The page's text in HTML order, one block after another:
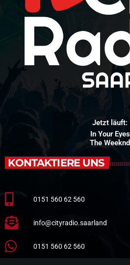
Jetzt läuft:
In Your Eyes
The Weeknd
KONTAKTIERE UNS
0151 560 62 560
info@cityradio.saarland
0151 560 62 560